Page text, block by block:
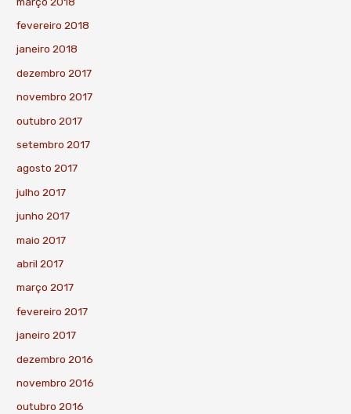
fevereiro 2018
janeiro 2018
dezembro 2017
novembro 2017
outubro 2017
setembro 2017
agosto 2017
julho 2017
junho 2017
maio 2017
abril 2017
março 2017
fevereiro 2017
janeiro 2017
dezembro 2016
novembro 2016
outubro 2016